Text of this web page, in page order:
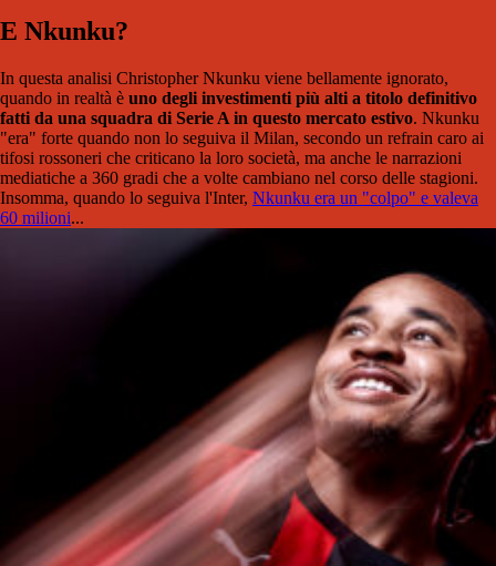
E Nkunku?
In questa analisi Christopher Nkunku viene bellamente ignorato,
quando in realtà è uno degli investimenti più alti a titolo definitivo
fatti da una squadra di Serie A in questo mercato estivo. Nkunku
"era" forte quando non lo seguiva il Milan, secondo un refrain caro ai
tifosi rossoneri che criticano la loro società, ma anche le narrazioni
mediatiche a 360 gradi che a volte cambiano nel corso delle stagioni.
Insomma, quando lo seguiva l'Inter, Nkunku era un "colpo" e valeva
60 milioni...